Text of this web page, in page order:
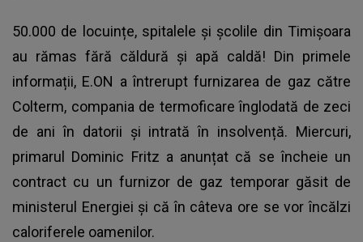
50.000 de locuințe, spitalele și școlile din Timișoara
au rămas fără căldură și apă caldă! Din primele
informații, E.ON a întrerupt furnizarea de gaz către
Colterm, compania de termoficare înglodată de zeci
de ani în datorii și intrată în insolvență. Miercuri,
primarul Dominic Fritz a anunțat că se încheie un
contract cu un furnizor de gaz temporar găsit de
ministerul Energiei și că în câteva ore se vor încălzi
caloriferele oamenilor.